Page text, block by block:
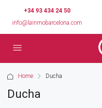
+34 93 434 24 50
info@lainmobarcelona.com
Home Ducha
Ducha